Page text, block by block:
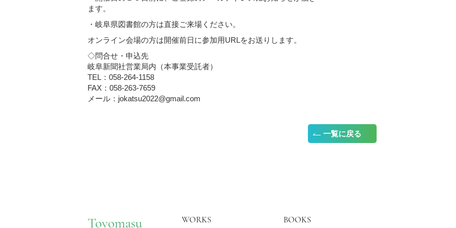
ます。
・岐阜県図書館の方は直接ご来場ください。
オンライン会場の方は開催前日に参加用URLをお送りします。
◇問合せ・申込先
岐阜新聞社営業局内（本事業受託者）
TEL：058-264-1158
FAX：058-263-7659
メール：jokatsu2022@gmail.com
一覧に戻る
Toyomasu WORKS BOOKS